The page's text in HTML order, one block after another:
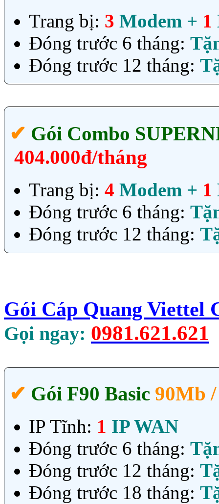
Trang bị: 3 Modem + 1
Đóng trước 6 tháng:
Đóng trước 12 tháng:
✔‎ Gói Combo
404.000đ/tháng
Trang bị: 4 Modem + 1
Đóng trước 6 tháng:
Đóng trước 12 tháng:
Gói Cáp Quang Viettel
Gọi ngay: 0981.621.621
✔‎ Gói F90 Basic 90Mb
IP Tĩnh: 1 IP WAN
Đóng trước 6 tháng:
Đóng trước 12 tháng:
Đóng trước 18 tháng: